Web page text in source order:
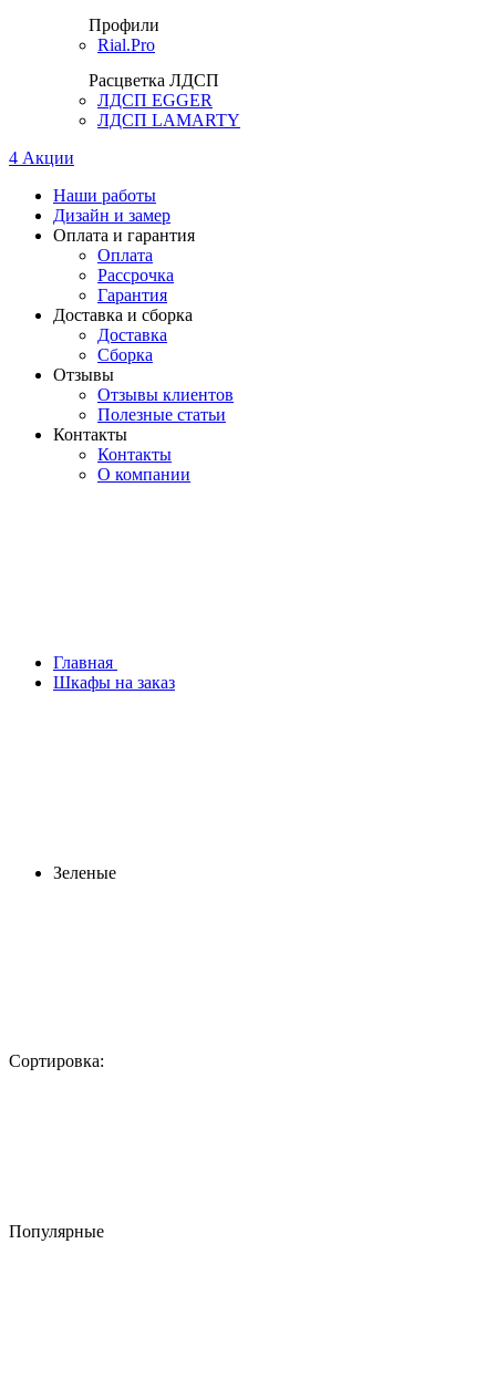
Профили
Rial.Pro
Расцветка ЛДСП
ЛДСП EGGER
ЛДСП LAMARTY
4 Акции
Наши работы
Дизайн и замер
Оплата и гарантия
Оплата
Рассрочка
Гарантия
Доставка и сборка
Доставка
Сборка
Отзывы
Отзывы клиентов
Полезные статьи
Контакты
Контакты
О компании
Главная
Шкафы на заказ
Зеленые
Сортировка:
Популярные